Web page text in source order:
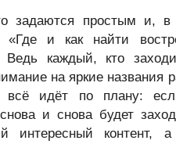
задаются простым и,
«Где и как найти
Ведь каждый, кто
на яркие названия
идёт по плану:
и снова будет
интересный контент,